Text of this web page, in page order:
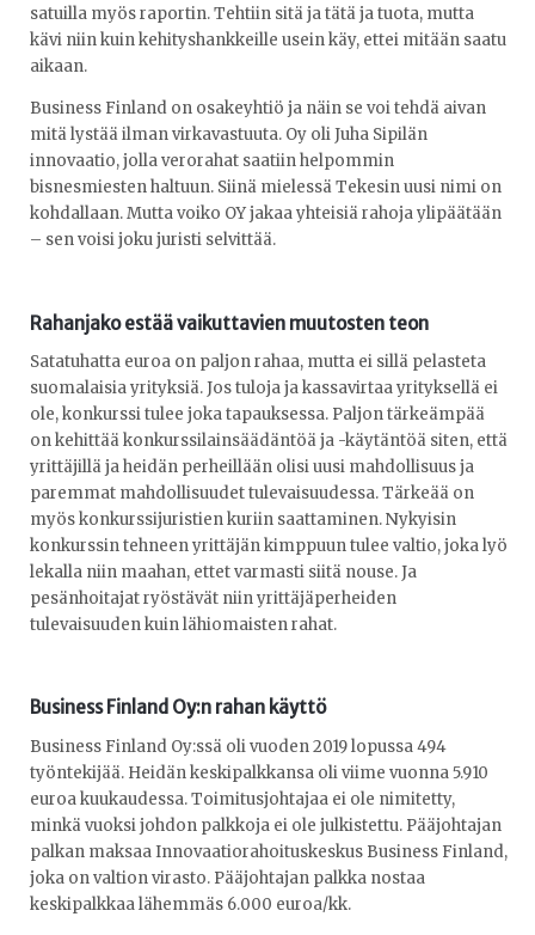
satuilla myös raportin. Tehtiin sitä ja tätä ja tuota, mutta
kävi niin kuin kehityshankkeille usein käy, ettei mitään saatu
aikaan.
Business Finland on osakeyhtiö ja näin se voi tehdä aivan
mitä lystää ilman virkavastuuta. Oy oli Juha Sipilän
innovaatio, jolla verorahat saatiin helpommin
bisnesmiesten haltuun. Siinä mielessä Tekesin uusi nimi on
kohdallaan. Mutta voiko OY jakaa yhteisiä rahoja ylipäätään
– sen voisi joku juristi selvittää.
Rahanjako estää vaikuttavien muutosten teon
Satatuhatta euroa on paljon rahaa, mutta ei sillä pelasteta
suomalaisia yrityksiä. Jos tuloja ja kassavirtaa yrityksellä ei
ole, konkurssi tulee joka tapauksessa. Paljon tärkeämpää
on kehittää konkurssilainsäädäntöä ja -käytäntöä siten, että
yrittäjillä ja heidän perheillään olisi uusi mahdollisuus ja
paremmat mahdollisuudet tulevaisuudessa. Tärkeää on
myös konkurssijuristien kuriin saattaminen. Nykyisin
konkurssin tehneen yrittäjän kimppuun tulee valtio, joka lyö
lekalla niin maahan, ettet varmasti siitä nouse. Ja
pesänhoitajat ryöstävät niin yrittäjäperheiden
tulevaisuuden kuin lähiomaisten rahat.
Business Finland Oy:n rahan käyttö
Business Finland Oy:ssä oli vuoden 2019 lopussa 494
työntekijää. Heidän keskipalkkansa oli viime vuonna 5.910
euroa kuukaudessa. Toimitusjohtajaa ei ole nimitetty,
minkä vuoksi johdon palkkoja ei ole julkistettu. Pääjohtajan
palkan maksaa Innovaatiorahoituskeskus Business Finland,
joka on valtion virasto. Pääjohtajan palkka nostaa
keskipalkkaa lähemmäs 6.000 euroa/kk.